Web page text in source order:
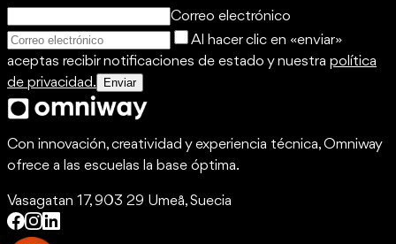
Correo electrónico
Al hacer clic en «enviar»
aceptas recibir notificaciones de estado y nuestra política
de privacidad.
Enviar
Con innovación, creatividad y experiencia técnica, Omniway
ofrece a las escuelas la base óptima.
Vasagatan 17, 903 29 Umeå, Suecia